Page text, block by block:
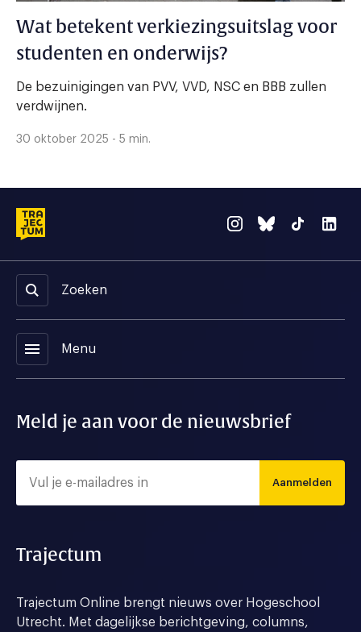
Wat betekent verkiezingsuitslag voor
studenten en onderwijs?
De bezuinigingen van PVV, VVD, NSC en BBB zullen
verdwijnen.
30 oktober 2025 - 5 min.
Zoeken
menu Menu
Meld je aan voor de nieuwsbrief
Aanmelden
Trajectum
Trajectum Online brengt nieuws over Hogeschool
Utrecht. Met dagelijkse berichtgeving, columns,